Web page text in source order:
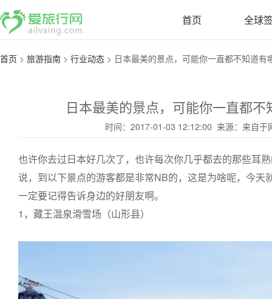
首页 全球
首页 > 旅游指南 > 行业动态 > 日本最美的景点，可能你一直都不知道有
日本最美的景点，可能你一直都
时间：2017-01-03 12:12:00 来源：来自于
也许你去过日本好几次了，也许每次你几乎都去的那些耳
说，到以下景点的游客都是非常NB的，这是为啥呢，今天
一定要记得告诉身边的好朋友啊。
1，藏王温泉滑雪场（山形县）